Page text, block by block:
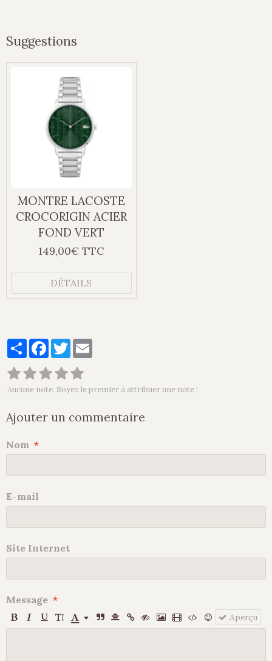
Suggestions
MONTRE LACOSTE
CROCORIGIN ACIER
FOND VERT
149,00€ TTC
DÉTAILS
PartagerFacebook
Twitter
Aucune note. Soyez le premier à attribuer une note !
Ajouter un commentaire
Nom
E-mail
Site Internet
Message
Aperçu